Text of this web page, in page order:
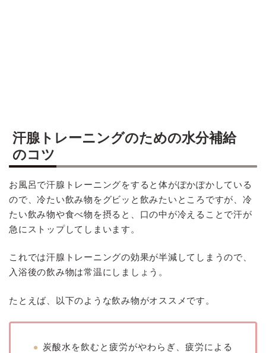
汗腺トレーニングのための水分補給
のコツ
お風呂で汗腺トレーニングをすると体がぽかぽかしている
ので、冷たい飲み物をグビッと飲みたいところですが、冷
たい飲み物や食べ物を摂ると、口の中が冷えることで汗が
急にストップしてしまいます。
これでは汗腺トレーニングの効果が半減してしまうので、
入浴後の飲み物は常温にしましょう。
たとえば、以下のような飲み物がオススメです。
炭酸水を飲むと疲労がやわらぎ、疲労による